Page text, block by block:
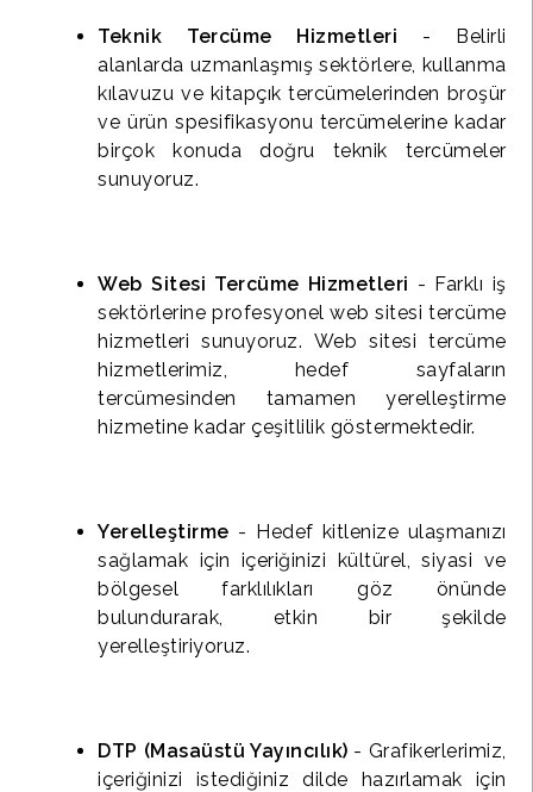
Teknik Tercüme Hizmetleri - Belirli
alanlarda uzmanlaşmış sektörlere, kullanma
kılavuzu ve kitapçık tercümelerinden broşür
ve ürün spesifikasyonu tercümelerine kadar
birçok konuda doğru teknik tercümeler
sunuyoruz.
Web Sitesi Tercüme Hizmetleri - Farklı iş
sektörlerine profesyonel web sitesi tercüme
hizmetleri sunuyoruz. Web sitesi tercüme
hizmetlerimiz, hedef sayfaların
tercümesinden tamamen yerelleştirme
hizmetine kadar çeşitlilik göstermektedir.
Yerelleştirme - Hedef kitlenize ulaşmanızı
sağlamak için içeriğinizi kültürel, siyasi ve
bölgesel farklılıkları göz önünde
bulundurarak, etkin bir şekilde
yerelleştiriyoruz.
DTP (Masaüstü Yayıncılık) - Grafikerlerimiz,
içeriğinizi istediğiniz dilde hazırlamak için